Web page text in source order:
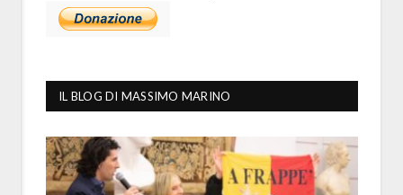
IL BLOG DI MASSIMO MARINO